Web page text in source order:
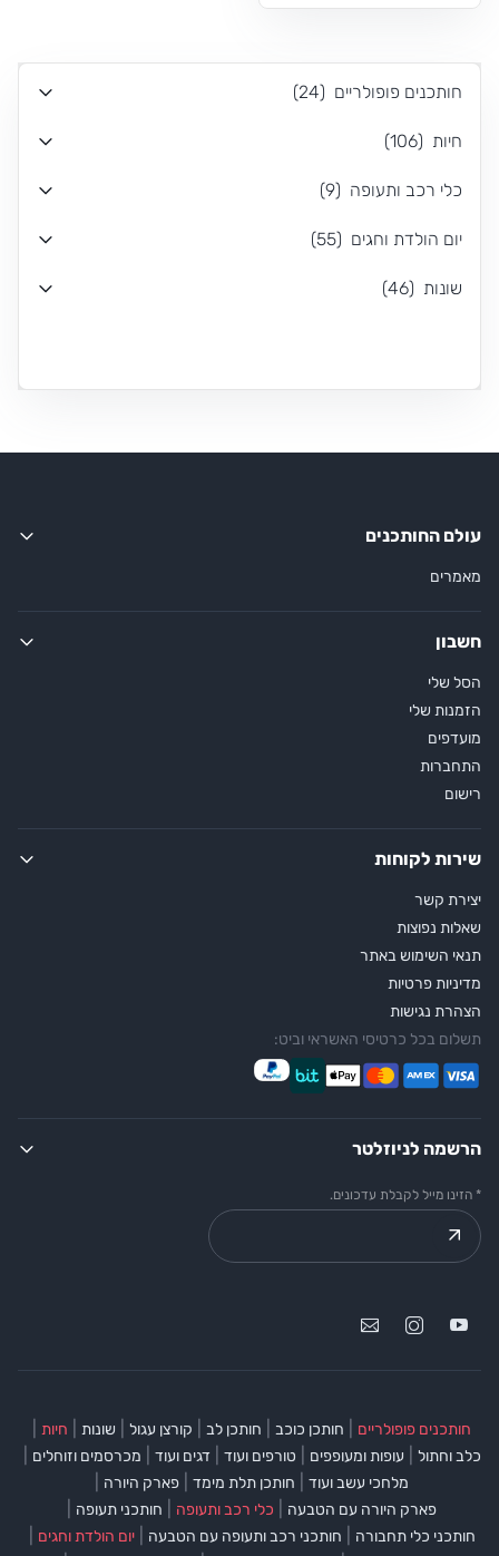
חותכנים פופולריים (
24
)
חיות (
106
)
כלי רכב ותעופה (
9
)
יום הולדת וחגים (
55
)
שונות (
46
)
עולם החותכנים
מאמרים
חשבון
הסל שלי
הזמנות שלי
מועדפים
התחברות
רישום
שירות לקוחות
יצירת קשר
שאלות נפוצות
תנאי השימוש באתר
מדיניות פרטיות
הצהרת נגישות
תשלום בכל כרטיסי האשראי וביט:
הרשמה לניוזלטר
* הזינו מייל לקבלת עדכונים.
חותכנים פופולריים חותכן כוכב חותכן לב קורצן עגול שונות חיות
כלב וחתול עופות ומעופפים טורפים ועוד דגים ועוד מכרסמים וזוחלים
מלחכי עשב ועוד חותכן תלת מימד פארק היורה
פארק היורה עם הטבעה כלי רכב ותעופה חותכני תעופה
חותכני כלי תחבורה חותכני רכב ותעופה עם הטבעה יום הולדת וחגים